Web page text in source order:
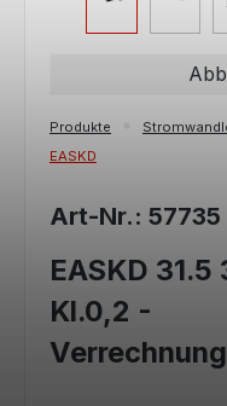
Produkte
EASKD
Art-Nr.: 57735
EASKD
Kl.0,2 -